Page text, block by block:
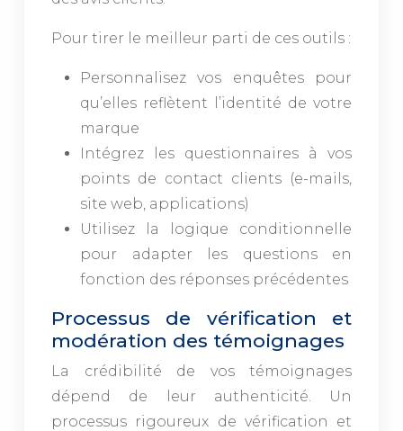
Pour tirer le meilleur parti de ces outils :
Personnalisez vos enquêtes pour
qu’elles reflètent l’identité de votre
marque
Intégrez les questionnaires à vos
points de contact clients (e-mails,
site web, applications)
Utilisez la logique conditionnelle
pour adapter les questions en
fonction des réponses précédentes
Processus de vérification et
modération des témoignages
La crédibilité de vos témoignages
dépend de leur authenticité. Un
processus rigoureux de vérification et